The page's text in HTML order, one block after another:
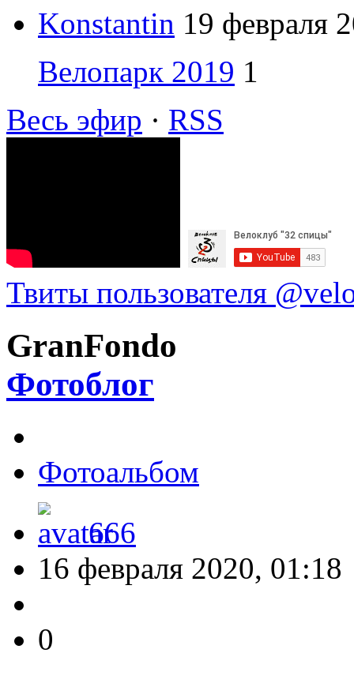
Konstantin 19 февраля
Велопарк 2019 1
Весь эфир · RSS
Твиты пользователя
GranFondo
Фотоблог
Фотоальбом
666
16 февраля 2020, 01:18
0